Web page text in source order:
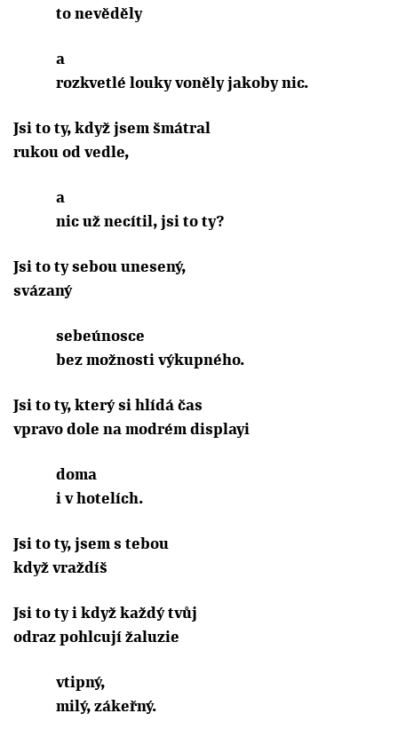
to nevěděly
a
rozkvetlé louky voněly jakoby nic.
Jsi to ty, když jsem šmátral
rukou od vedle,
a
nic už necítil, jsi to ty?
Jsi to ty sebou unesený,
svázaný
sebeúnosce
bez možnosti výkupného.
Jsi to ty, který si hlídá čas
vpravo dole na modrém displayi
doma
i v hotelích.
Jsi to ty, jsem s tebou
když vraždíš
Jsi to ty i když každý tvůj
odraz pohlcují žaluzie
vtipný,
milý, zákeřný.